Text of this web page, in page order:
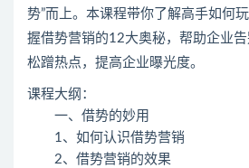
势”而上。本课程带你了解高手如何
握借势营销的12大奥秘，帮助企业
松蹭热点，提高企业曝光度。
课程大纲：
一、借势的妙用
1、如何认识借势营销
2、借势营销的效果